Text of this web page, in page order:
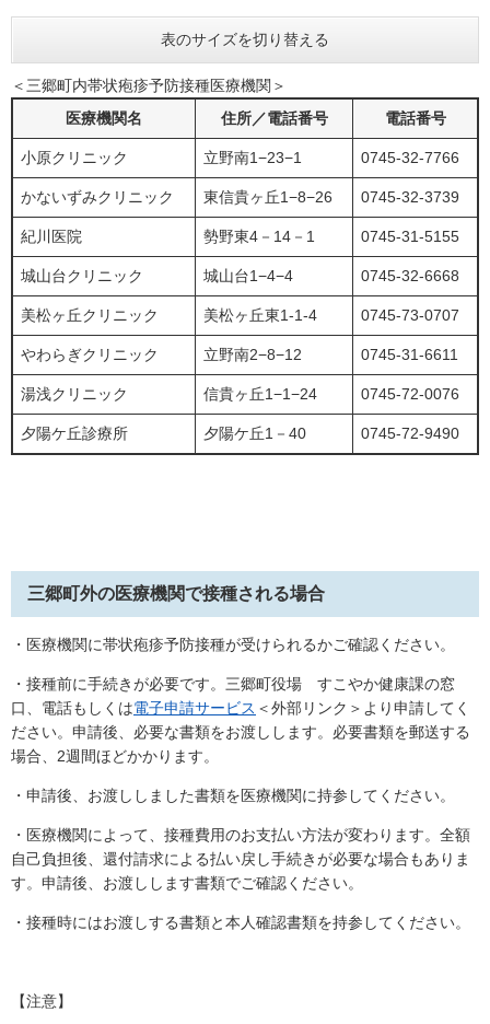
表のサイズを切り替える
＜三郷町内帯状疱疹予防接種医療機関＞
医療機関名
住所／電話番号 電話番号
小原クリニック 立野南1−23−1 0745-32-7766
かないずみクリニック 東信貴ヶ丘1−8−26 0745-32-3739
紀川医院 勢野東4－14－1 0745-31-5155
城山台クリニック 城山台1−4−4 0745-32-6668
美松ヶ丘クリニック 美松ヶ丘東1-1-4 0745-73-0707
やわらぎクリニック 立野南2−8−12 0745-31-6611
湯浅クリニック 信貴ヶ丘1−1−24 0745-72-0076
夕陽ケ丘診療所 夕陽ケ丘1－40 0745-72-9490
三郷町外の医療機関で接種される場合
・医療機関に帯状疱疹予防接種が受けられるかご確認ください。
・接種前に手続きが必要です。三郷町役場 すこやか健康課の窓
口、電話もしくは電子申請サービス ＜外部リンク＞ より申請してく
ださい。申請後、必要な書類をお渡しします。必要書類を郵送する
場合、2週間ほどかかります。
・申請後、お渡ししました書類を医療機関に持参してください。
・医療機関によって、接種費用のお支払い方法が変わります。全額
自己負担後、還付請求による払い戻し手続きが必要な場合もありま
す。申請後、お渡しします書類でご確認ください。
・接種時にはお渡しする書類と本人確認書類を持参してください。
【注意】